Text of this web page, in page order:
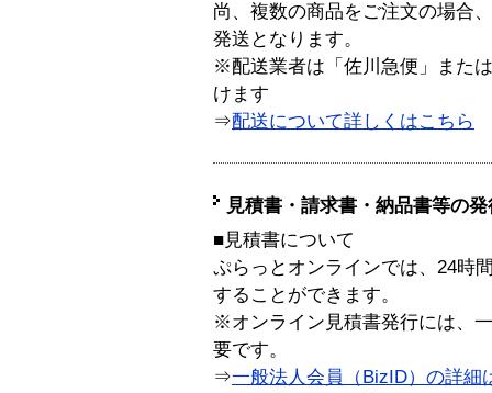
尚、複数の商品をご注文の場合
発送となります。
※配送業者は「佐川急便」また
けます
⇒配送について詳しくはこちら
見積書・請求書・納品書等の
■見積書について
ぷらっとオンラインでは、24時
することができます。
※オンライン見積書発行には、
要です。
⇒一般法人会員（BizID）の詳細